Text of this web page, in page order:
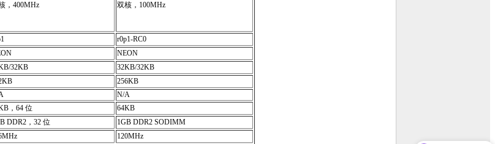
，400MHz 双核，100MHz
r0p1-RC0
NEON
32KB
32KB/32KB
256KB
N/A
，64 位
64KB
DDR2，32 位
1GB DDR2 SODIMM
120MHz